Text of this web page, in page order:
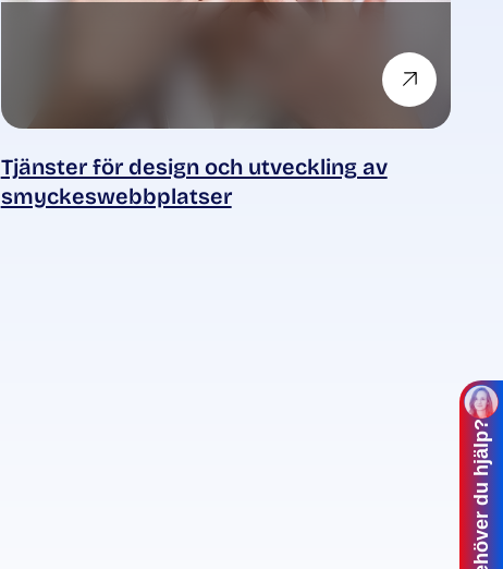
Tjänster för design och utveckling av
smyckeswebbplatser
Behöver du hjälp?